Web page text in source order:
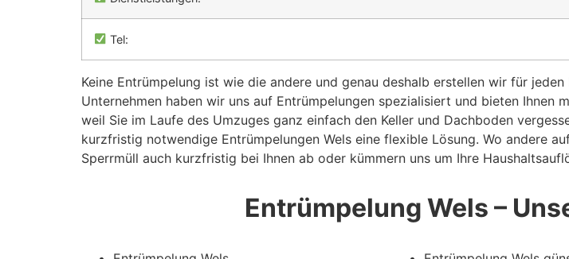
Tel:
Keine Entrümpelung ist wie die andere und genau deshalb erstellen wir für
Unternehmen haben wir uns auf Entrümpelungen spezialisiert und bieten Ihnen
weil Sie im Laufe des Umzuges ganz einfach den Keller und Dachboden
kurzfristig notwendige Entrümpelungen Wels eine flexible Lösung. Wo andere
Sperrmüll auch kurzfristig bei Ihnen ab oder kümmern uns um Ihre
Entrümpelung Wels –